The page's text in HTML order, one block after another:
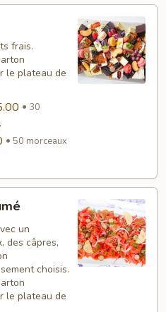
frais.
le plateau de
30
50 morceaux
un
des câpres,
choisis.
le plateau de